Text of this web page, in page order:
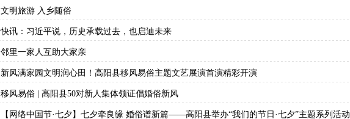
文明旅游 入乡随俗
快讯：习近平说，历史承载过去，也启迪未来
邻里一家人互助大家亲
新风满家园文明润心田！高阳县移风易俗主题文艺展演首演精彩开演
移风易俗 | 高阳县50对新人集体领证倡婚俗新风
【网络中国节·七夕】七夕牵良缘 婚俗谱新篇——高阳县举办“我们的节日·七夕”主题系列活动